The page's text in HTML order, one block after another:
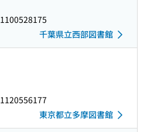
1100528175
千葉県立西部図書館
1120556177
東京都立多摩図書館